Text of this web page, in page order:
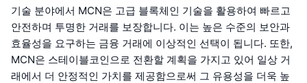
기술 분야에서 MCN은 고급 블록체인 기술을 활용하여 빠르고
안전하며 투명한 거래를 보장합니다. 이는 높은 수준의 보안과
효율성을 요구하는 금융 거래에 이상적인 선택이 됩니다. 또한,
MCN은 스테이블코인으로 전환할 계획을 가지고 있어 일상 거
래에서 더 안정적인 가치를 제공함으로써 그 유용성을 더욱 높